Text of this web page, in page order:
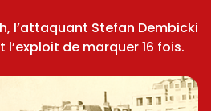
l’attaquant Stefan Dembicki
l’exploit de marquer 16 fois.